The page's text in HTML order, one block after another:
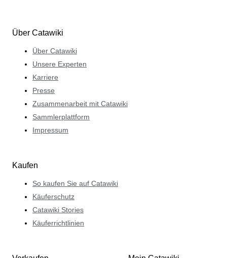
Über Catawiki
Über Catawiki
Unsere Experten
Karriere
Presse
Zusammenarbeit mit Catawiki
Sammlerplattform
Impressum
Kaufen
So kaufen Sie auf Catawiki
Käuferschutz
Catawiki Stories
Käuferrichtlinien